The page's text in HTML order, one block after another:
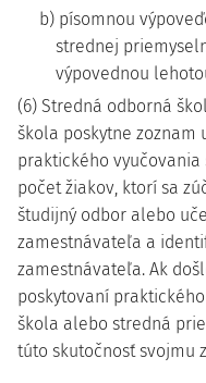
b) písomnou
strednej
výpovednou
(6) Stredná odborná
škola poskytne zoznam
praktického
počet žiakov, ktorí sa
študijný odbor alebo
zamestnávateľa a
zamestnávateľa. Ak
poskytovaní
škola alebo stredná
túto skutočnosť svojmu